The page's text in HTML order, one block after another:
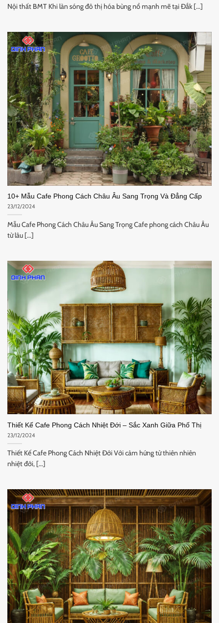
Nội thất BMT Khi làn sóng đô thị hóa bùng nổ mạnh mẽ tại Đắk [...]
10+ Mẫu Cafe Phong Cách Châu Âu Sang Trọng Và Đẳng Cấp
23/12/2024
Mẫu Cafe Phong Cách Châu Âu Sang Trọng Cafe phong cách Châu Âu
từ lâu [...]
Thiết Kế Cafe Phong Cách Nhiệt Đới – Sắc Xanh Giữa Phố Thị
23/12/2024
Thiết Kế Cafe Phong Cách Nhiệt Đới Với cảm hứng từ thiên nhiên
nhiệt đới, [...]